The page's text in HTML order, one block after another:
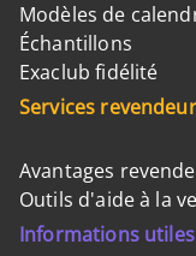
Modèles de
Échantillons
Exaclub fidélité
Services
Avantages
Outils d'aide à la
Informations utiles